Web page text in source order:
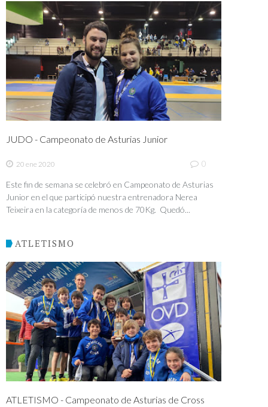
JUDO - Campeonato de Asturias Junior
20 ene 2020 0
Este fin de semana se celebró en Campeonato de Asturias
Junior en el que participó nuestra entrenadora Nerea
Teixeira en la categoría de menos de 70Kg. Quedó...
ATLETISMO
ATLETISMO - Campeonato de Asturias de Cross